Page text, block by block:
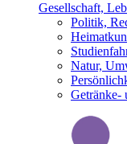
Gesellschaft,
Politik,
Natur,
Getränke-